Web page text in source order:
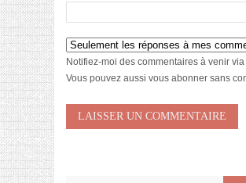
Notifiez-moi des commentaires à venir
Vous pouvez aussi vous abonner sans